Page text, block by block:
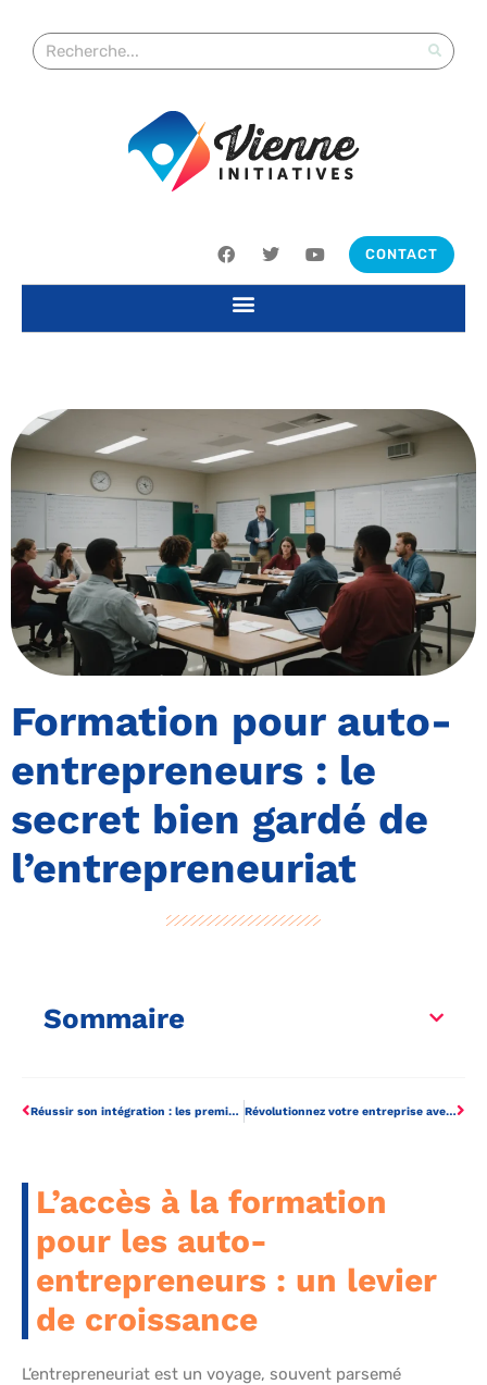
CONTACT
Formation pour auto-
entrepreneurs : le
secret bien gardé de
l’entrepreneuriat
Sommaire
Réussir son intégration : les premières semaines dans un nouveau travail Révolutionnez votre entreprise avec un calendrier d’initiatives innovant
L’accès à la formation
pour les auto-
entrepreneurs : un levier
de croissance
L’entrepreneuriat est un voyage, souvent parsemé